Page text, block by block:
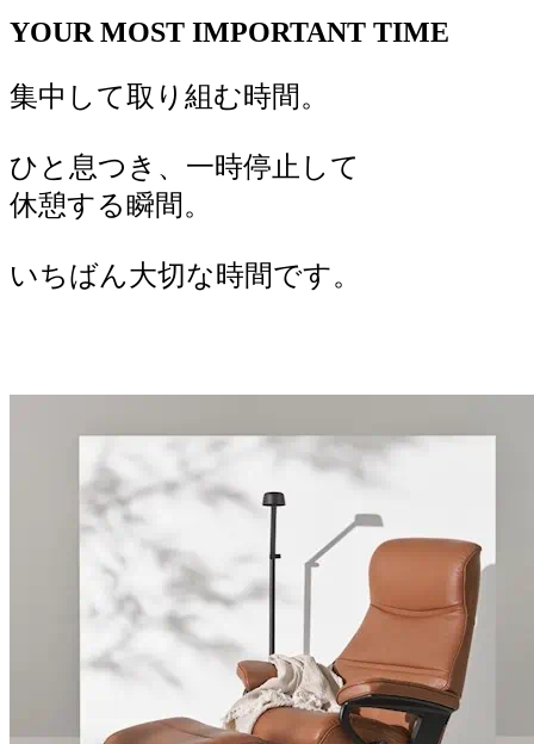
YOUR MOST IMPORTANT TIME
集中して取り組む時間。
ひと息つき、一時停止して
休憩する瞬間。
いちばん大切な時間です。